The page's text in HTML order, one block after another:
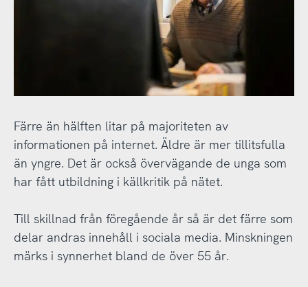
Färre än hälften litar på majoriteten av
informationen på internet. Äldre är mer tillitsfulla
än yngre. Det är också övervägande de unga som
har fått utbildning i källkritik på nätet.
Till skillnad från föregående år så är det färre som
delar andras innehåll i sociala media. Minskningen
märks i synnerhet bland de över 55 år.